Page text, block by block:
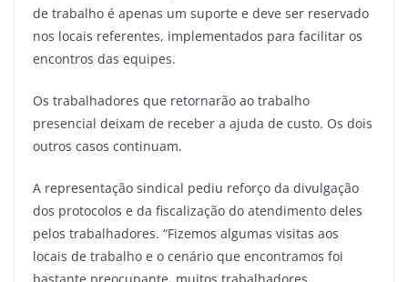
de trabalho é apenas um suporte e deve ser reservado
nos locais referentes, implementados para facilitar os
encontros das equipes.
Os trabalhadores que retornarão ao trabalho
presencial deixam de receber a ajuda de custo. Os dois
outros casos continuam.
A representação sindical pediu reforço da divulgação
dos protocolos e da fiscalização do atendimento deles
pelos trabalhadores. “Fizemos algumas visitas aos
locais de trabalho e o cenário que encontramos foi